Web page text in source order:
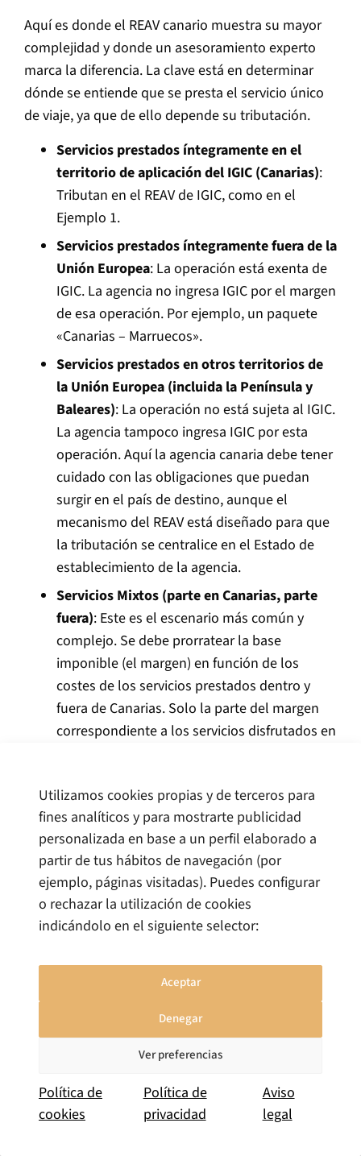
Utilizamos cookies propias y de terceros para
fines analíticos y para mostrarte publicidad
personalizada en base a un perfil elaborado a
partir de tus hábitos de navegación (por
ejemplo, páginas visitadas). Puedes configurar
o rechazar la utilización de cookies
indicándolo en el siguiente selector:
Aceptar
Denegar
Ver preferencias
Política de
cookies
Política de
privacidad
Aviso
legal
Aquí es donde el REAV canario muestra su mayor
complejidad y donde un asesoramiento experto
marca la diferencia. La clave está en determinar
dónde se entiende que se presta el servicio único
de viaje, ya que de ello depende su tributación.
Servicios prestados íntegramente en el
territorio de aplicación del IGIC (Canarias):
Tributan en el REAV de IGIC, como en el
Ejemplo 1.
Servicios prestados íntegramente fuera de la
Unión Europea: La operación está exenta de
IGIC. La agencia no ingresa IGIC por el margen
de esa operación. Por ejemplo, un paquete
«Canarias – Marruecos».
Servicios prestados en otros territorios de
la Unión Europea (incluida la Península y
Baleares): La operación no está sujeta al IGIC.
La agencia tampoco ingresa IGIC por esta
operación. Aquí la agencia canaria debe tener
cuidado con las obligaciones que puedan
surgir en el país de destino, aunque el
mecanismo del REAV está diseñado para que
la tributación se centralice en el Estado de
establecimiento de la agencia.
Servicios Mixtos (parte en Canarias, parte
fuera): Este es el escenario más común y
complejo. Se debe prorratear la base
imponible (el margen) en función de los
costes de los servicios prestados dentro y
fuera de Canarias. Solo la parte del margen
correspondiente a los servicios disfrutados en
Ejemplo práctico 2: Un viaje combinado desde
Gran Canaria a Madrid y Roma.
Una agencia en Las Palmas vende un paquete por
2.500 €.
Costes incurridos por la agencia:
Vuelo Gran Canaria – Madrid: 150 €
Hotel en Madrid (2 noches): 400 € (con IVA)
Vuelo Madrid – Roma: 100 €
Hotel en Roma (3 noches): 600 € (con IVA
Traslados y tours en Roma: 250 € (con IVA
italiano)